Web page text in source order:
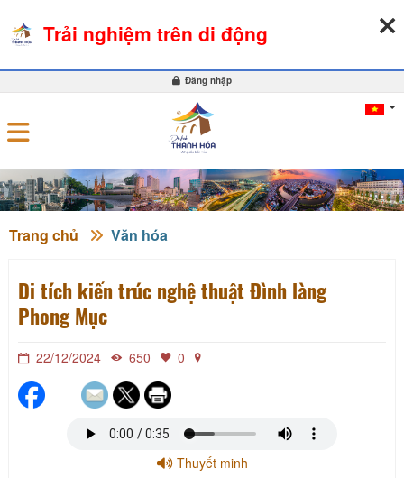
Đăng nhập
Trang chủ Văn hóa
Di tích kiến trúc nghệ thuật Đình làng
Phong Mục
22/12/2024 650 0
Thuyết minh
Trải nghiệm trên di động